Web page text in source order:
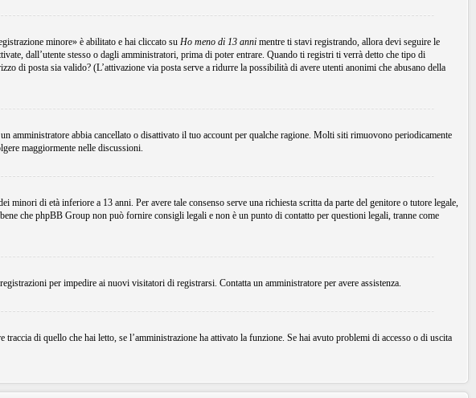
minore» è abilitato e hai cliccato su Ho meno di 13 anni mentre ti stavi registrando, allora devi seguire le
dall’utente stesso o dagli amministratori, prima di poter entrare. Quando ti registri ti verrà detto che tipo di
di posta sia valido? (L’attivazione via posta serve a ridurre la possibilità di avere utenti anonimi che abusano della
amministratore abbia cancellato o disattivato il tuo account per qualche ragione. Molti siti rimuovono periodicamente
maggiormente nelle discussioni.
di età inferiore a 13 anni. Per avere tale consenso serve una richiesta scritta da parte del genitore o tutore legale,
che phpBB Group non può fornire consigli legali e non è un punto di contatto per questioni legali, tranne come
per impedire ai nuovi visitatori di registrarsi. Contatta un amministratore per avere assistenza.
di quello che hai letto, se l’amministrazione ha attivato la funzione. Se hai avuto problemi di accesso o di uscita